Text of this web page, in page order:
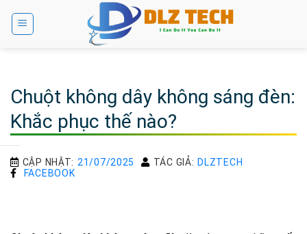
Chuột không dây không sáng đèn:
Khắc phục thế nào?
CẬP NHẬT: 21/07/2025 TÁC GIẢ: DLZTECH
FACEBOOK